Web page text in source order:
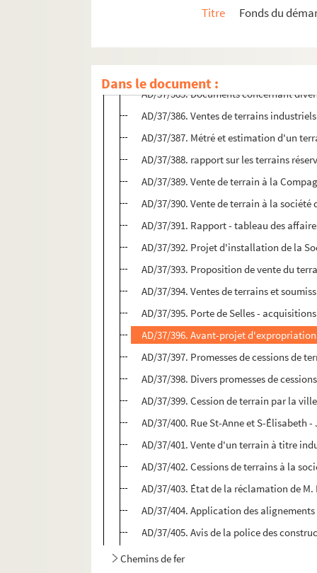
Titre
Fonds du
Dans le document :
Boîte 37
AD/37/385. Documents concernant
AD/37/386. Ventes de terrains
AD/37/387. Métré et estimation d'un
AD/37/388. rapport sur les terrains
AD/37/389. Vente de terrain à la
AD/37/390. Vente de terrain à la
AD/37/391. Rapport - tableau des
AD/37/392. Projet d'installation de la
AD/37/393. Proposition de vente du
AD/37/394. Ventes de terrains et
AD/37/395. Porte de Selles -
AD/37/396. Avant-projet
AD/37/397. Promesses de cessions de
AD/37/398. Divers promesses de
AD/37/399. Cession de terrain par la
AD/37/400. Rue St-Anne et S-
AD/37/401. Vente d'un terrain à titre
AD/37/402. Cessions de terrains à la
AD/37/403. État de la réclamation de
AD/37/404. Application des
AD/37/405. Avis de la police des
Chemins de fer